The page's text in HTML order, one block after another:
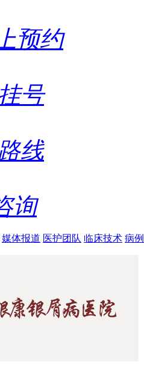
预约
号
线
询
媒体报道 医护团队 临床技术 病